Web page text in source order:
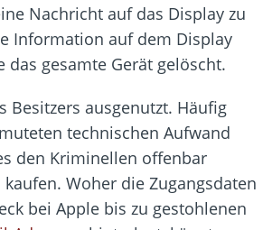
Nachricht auf das Display zu
Information auf dem Display
gesamte Gerät gelöscht.
Besitzers ausgenutzt. Häufig
technischen Aufwand
den Kriminellen offenbar
Woher die Zugangsdaten
bei Apple bis zu gestohlenen